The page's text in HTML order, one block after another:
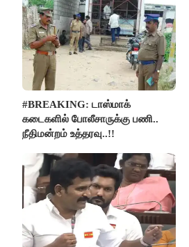
#BREAKING: டாஸ்மாக்
கடைகளில் போலீசாருக்கு பணி..
நீதிமன்றம் உத்தரவு..!!